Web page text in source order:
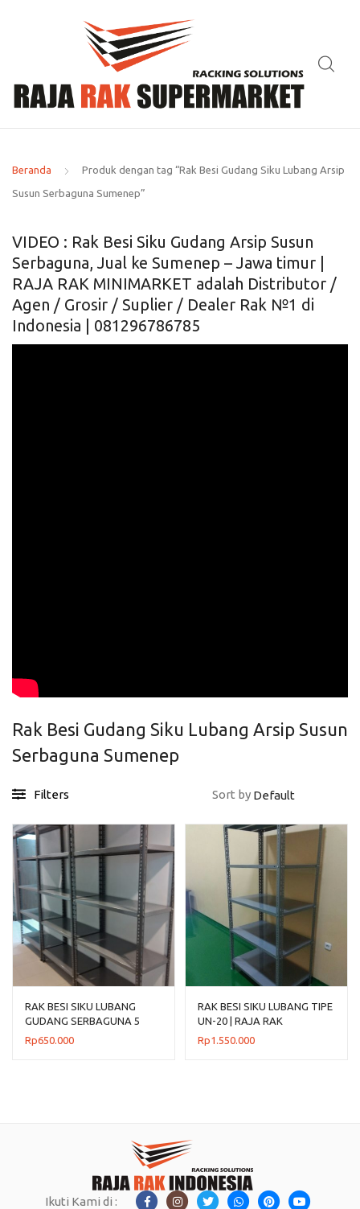
Beranda Produk dengan tag “Rak Besi Gudang Siku Lubang Arsip
Susun Serbaguna Sumenep”
VIDEO : Rak Besi Siku Gudang Arsip Susun
Serbaguna, Jual ke Sumenep – Jawa timur |
RAJA RAK MINIMARKET adalah Distributor /
Agen / Grosir / Suplier / Dealer Rak №1 di
Indonesia | 081296786785
Rak Besi Gudang Siku Lubang Arsip Susun
Serbaguna Sumenep
Filters Sort by
RAK BESI SIKU LUBANG
GUDANG SERBAGUNA 5
SUSUN TIPE AZ-100
Rp650.000
RAK BESI SIKU LUBANG TIPE
UN-20 | RAJA RAK
Rp1.550.000
Ikuti Kami di :